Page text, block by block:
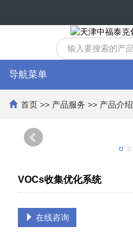
导航菜单
首页 >> 产品服务 >> 产品介绍
VOCs收集优化系统
在线咨询